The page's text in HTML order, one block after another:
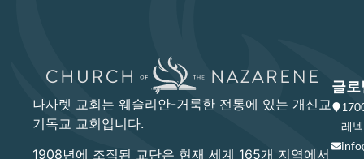
나사렛 교회는 웨슬리안-거룩한 전통에 있는 개신교
기독교 교회입니다.
1908년에 조직된 교단은 현재 세계 165개 지역에서
글로
레